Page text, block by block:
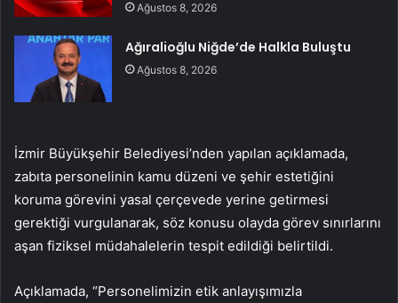
Ağustos 8, 2026
Ağıralioğlu Niğde’de Halkla Buluştu
Ağustos 8, 2026
İzmir Büyükşehir Belediyesi’nden yapılan açıklamada,
zabıta personelinin kamu düzeni ve şehir estetiğini
koruma görevini yasal çerçevede yerine getirmesi
gerektiği vurgulanarak, söz konusu olayda görev sınırlarını
aşan fiziksel müdahalelerin tespit edildiği belirtildi.
Açıklamada, “Personelimizin etik anlayışımızla